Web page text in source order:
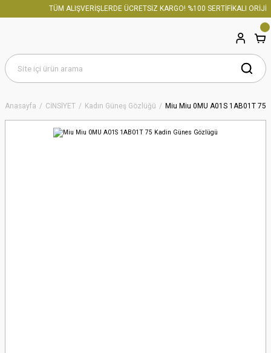
TÜM ALIŞVERİŞLERDE ÜCRETSİZ KARGO! %100 SERTİFİKALI
Anasayfa CİNSİYET Kadın Güneş Gözlüğü Miu Miu 0MU A01S 1AB01T 75